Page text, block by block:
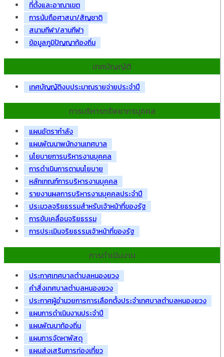
ที่ตั้งและอาณาเขต
การนับถือศาสนา/สัญชาติ
สนามกีฬา/ลานกีฬา
ข้อมูลภูมิปัญญาท้องถิ่น
เทศบัญญัติ
เทศบัญญัติงบประมาณรายจ่ายประจำปี
การบริหารทรัพยากรบุคคล
แผนอัตรากำลัง
แผนพัฒนาพนักงานเทศบาล
นโยบายการบริหารงานบุคคล
การดำเนินการตามนโยบาย
หลักเกณฑ์การบริหารงานบุคคล
รายงานผลการบริหารงานบุคคลประจำปี
ประมวลจริยธรรมสำหรับเจ้าหน้าที่ของรัฐ
การขับเคลื่อนจริยธรรม
การประเมินจริยธรรมเจ้าหน้าที่ของรัฐ
การดำเนินงาน
ประกาศเทศบาลตำบลหนองยวง
คำสั่งเทศบาลตำบลหนองยวง
ประกาศผู้อำนวยการการเลือกตั้งประจำเทศบาลตำบลหนองยวง
แผนการดำเนินงานประจำปี
แผนพัฒนาท้องถิ่น
แผนการจัดหาพัสดุ
แผนส่งเสริมการท่องเที่ยว